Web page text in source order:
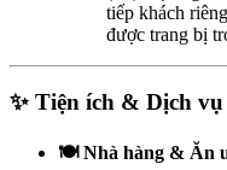
tiếp khách
được trang bị
✨ Tiện ích & Dịch
🍽️ Nhà hàng & Ăn